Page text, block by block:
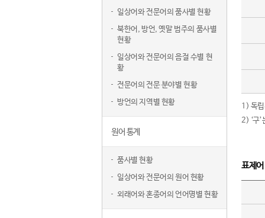
일상어와 전문어의 품사별 현황
북한어, 방언, 옛말 범주의 품사별
현황
일상어와 전문어의 음절 수별 현
황
전문어의 전문 분야별 현황
방언의 지역별 현황
원어 통계
품사별 현황
일상어와 전문어의 원어 현황
외래어와 혼종어의 언어명별 현황
1) 독립
2) ‘구
표제